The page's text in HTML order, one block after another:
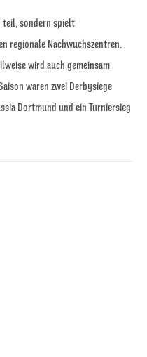
teil, sondern spielt
regionale Nachwuchszentren.
wird auch gemeinsam
waren zwei Derbysiege
Dortmund und ein Turniersieg